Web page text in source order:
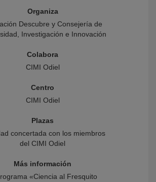
Organiza
Descubre y Consejería de
Investigación e Innovación
Colabora
CIMI Odiel
Centro
CIMI Odiel
Plazas
concertada con los miembros
del CIMI Odiel
Más información
«Ciencia al Fresquito